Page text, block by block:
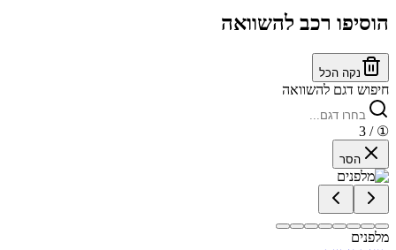
הוסיפו רכב להשוואה
נקה הכל
חיפוש דגם להשוואה
①
/ 3
הסר
מלפנים